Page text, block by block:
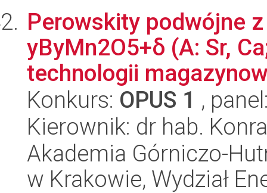
Perowskity podwójne
yByMn2O5+δ (A: Sr,
technologii
Konkurs: OPUS 1 ,
Kierownik: dr hab.
Akademia Górniczo-
w Krakowie, Wydział